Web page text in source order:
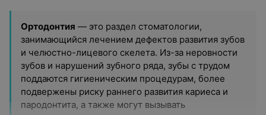
Ортодонтия — это раздел стоматологии,
занимающийся лечением дефектов развития зубов
и челюстно-лицевого скелета. Из-за неровности
зубов и нарушений зубного ряда, зубы с трудом
поддаются гигиеническим процедурам, более
подвержены риску раннего развития кариеса и
пародонтита, а также могут вызывать